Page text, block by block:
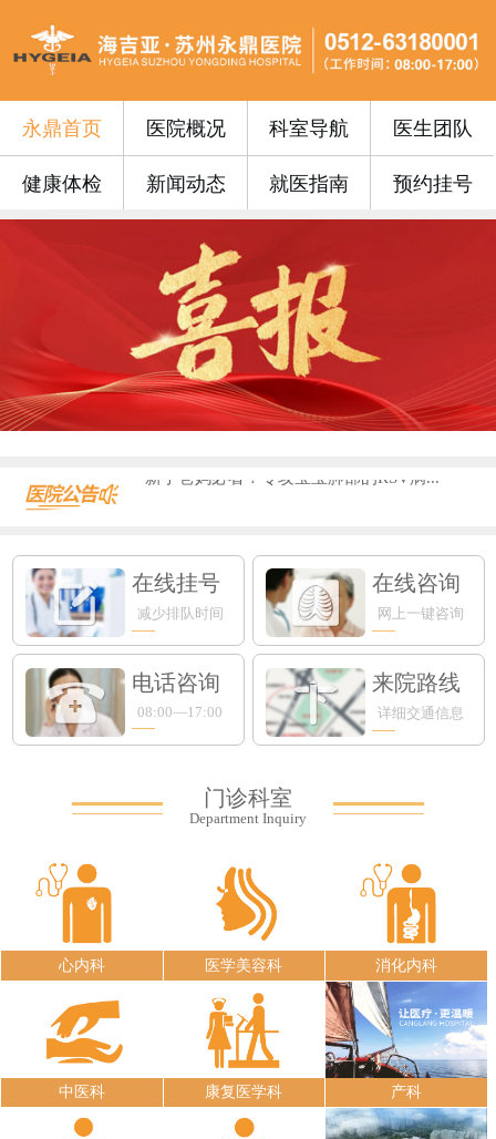
永鼎首页 医院概况 科室导航 医生团队
健康体检 新闻动态 就医指南 预约挂号
永鼎门诊丨苏州永鼎医院3月17日—3...
便民公告 | 苏州永鼎医院“云影像”...
便民公告｜我院便民门诊挂号费0元！...
便民公告丨苏州永鼎医院早7点开设早门...
便民公告丨65周岁以上的老年朋友在苏...
门诊安排丨苏州永鼎医院国庆、中秋假期...
永鼎疫苗丨带状疱疹惠民接种活动火热预...
沪上专家护“视”界，中西合璧助成长—...
血液病患者请收藏！...
在线挂号
减少排队时间
在线咨询
网上一键咨询
电话咨询
08:00—17:00
来院路线
详细交通信息
门诊科室
Department Inquiry
心内科 医学美容科 消化内科
中医科 康复医学科 产科